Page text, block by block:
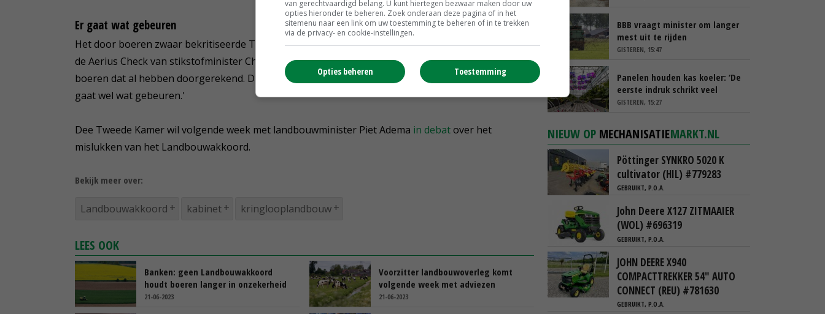
Er gaat wat gebeuren
Het door boeren zwaar bekritiseerde Tweede Kamerlid put hoop aan het grote aantal boeren dat
de Aerius Check van stikstofminister Christianne van der Wal heeft ingevuld. 'Ik hoorde dat 18.000
boeren dat al hebben doorgerekend. Die gaan niet allemaal meedoen aan de regelingen, maar er
gaat wel wat gebeuren.'
Dee Tweede Kamer wil volgende week met landbouwminister Piet Adema in debatover het
mislukken van het Landbouwakkoord.
Bekijk meer over:
Landbouwakkoord kabinet kringlooplandbouw
LEES OOK
Banken: geen Landbouwakkoord
houdt boeren langer in onzekerheid
21-06-2023
Voorzitter landbouwoverleg komt
volgende week met adviezen
21-06-2023
BBB vraagt minister om langer
mest uit te rijden
GISTEREN, 15:47
Panelen houden kas koeler: ‘De
eerste indruk schrikt veel
tuinders af’
GISTEREN, 15:27
NIEUW OP MECHANISATIEMARKT.NL
Pöttinger SYNKRO 5020 K
cultivator (HIL) #779283
GEBRUIKT, P.O.A.
John Deere X127 ZITMAAIER
(WOL) #696319
GEBRUIKT, P.O.A.
JOHN DEERE X940
COMPACTTREKKER 54" AUTO
CONNECT (REU) #781630
GEBRUIKT, P.O.A.
van gerechtvaardigd belang. U kunt hiertegen bezwaar maken door uw
opties hieronder te beheren. Zoek onderaan deze pagina of in het
sitemenu naar een link om uw toestemming te beheren of in te trekken
via de privacy- en cookie-instellingen.
Toestemming
Opties beheren